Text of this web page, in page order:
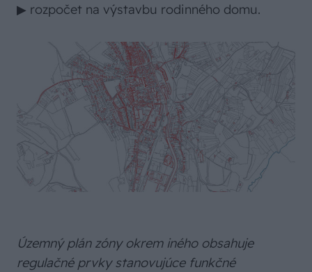
▶ rozpočet na výstavbu rodinného domu.
Územný plán zóny okrem iného obsahuje
regulačné prvky stanovujúce funkčné